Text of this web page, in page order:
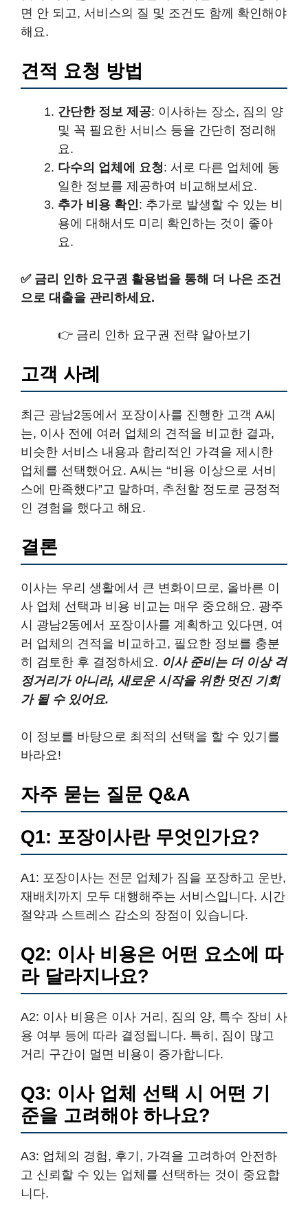
면 안 되고, 서비스의 질 및 조건도 함께 확인해야
해요.
견적 요청 방법
간단한 정보 제공: 이사하는 장소, 짐의 양
및 꼭 필요한 서비스 등을 간단히 정리해
요.
다수의 업체에 요청: 서로 다른 업체에 동
일한 정보를 제공하여 비교해보세요.
추가 비용 확인: 추가로 발생할 수 있는 비
용에 대해서도 미리 확인하는 것이 좋아
요.
✅ 금리 인하 요구권 활용법을 통해 더 나은 조건
으로 대출을 관리하세요.
👉 금리 인하 요구권 전략 알아보기
고객 사례
최근 광남2동에서 포장이사를 진행한 고객 A씨
는, 이사 전에 여러 업체의 견적을 비교한 결과,
비슷한 서비스 내용과 합리적인 가격을 제시한
업체를 선택했어요. A씨는 “비용 이상으로 서비
스에 만족했다”고 말하며, 추천할 정도로 긍정적
인 경험을 했다고 해요.
결론
이사는 우리 생활에서 큰 변화이므로, 올바른 이
사 업체 선택과 비용 비교는 매우 중요해요. 광주
시 광남2동에서 포장이사를 계획하고 있다면, 여
러 업체의 견적을 비교하고, 필요한 정보를 충분
히 검토한 후 결정하세요. 이사 준비는 더 이상 걱
정거리가 아니라, 새로운 시작을 위한 멋진 기회
가 될 수 있어요.
이 정보를 바탕으로 최적의 선택을 할 수 있기를
바라요!
자주 묻는 질문 Q&A
Q1: 포장이사란 무엇인가요?
A1: 포장이사는 전문 업체가 짐을 포장하고 운반,
재배치까지 모두 대행해주는 서비스입니다. 시간
절약과 스트레스 감소의 장점이 있습니다.
Q2: 이사 비용은 어떤 요소에 따
라 달라지나요?
A2: 이사 비용은 이사 거리, 짐의 양, 특수 장비 사
용 여부 등에 따라 결정됩니다. 특히, 짐이 많고
거리 구간이 멀면 비용이 증가합니다.
Q3: 이사 업체 선택 시 어떤 기
준을 고려해야 하나요?
A3: 업체의 경험, 후기, 가격을 고려하여 안전하
고 신뢰할 수 있는 업체를 선택하는 것이 중요합
니다.